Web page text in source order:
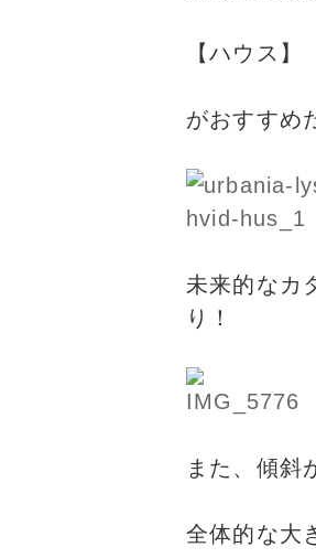
【ハウス】
がおすすめ
未来的なカ
り！
また、傾斜
全体的な大